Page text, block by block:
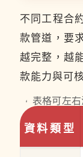
不同工程合
款管道，要
越完整，越
款能力與可
「 表格可左右
資料類型